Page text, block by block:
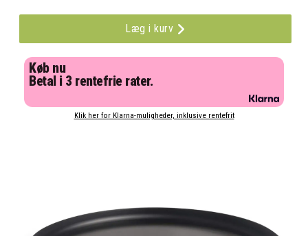
Læg i kurv
Køb nu
Betal i 3 rentefrie rater.
Klik her for Klarna-muligheder, inklusive rentefrit